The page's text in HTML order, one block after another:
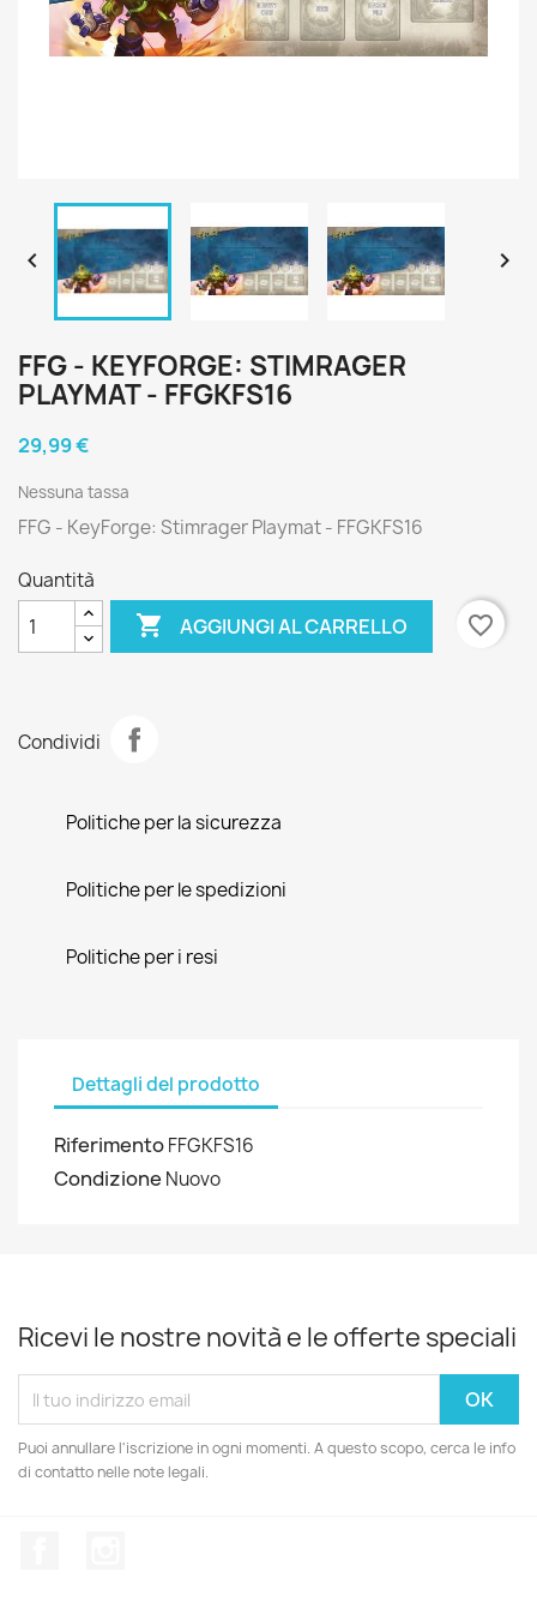
 
FFG - KEYFORGE: STIMRAGER
PLAYMAT - FFGKFS16
29,99 €
Nessuna tassa
FFG - KeyForge: Stimrager Playmat - FFGKFS16
Quantità
 AGGIUNGI AL CARRELLO favorite_border
Condividi
Politiche per la sicurezza
Politiche per le spedizioni
Politiche per i resi
Dettagli del prodotto
RiferimentoFFGKFS16
Condizione Nuovo
Ricevi le nostre novità e le offerte speciali
Puoi annullare l'iscrizione in ogni momenti. A questo scopo, cerca le info
di contatto nelle note legali.